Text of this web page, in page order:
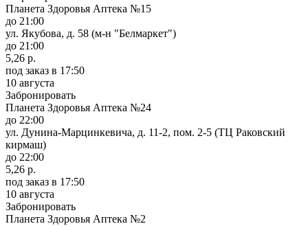
Планета Здоровья Аптека №15
до 21:00
ул. Якубова, д. 58 (м-н "Белмаркет")
до 21:00
5,26 р.
под заказ в 17:50
10 августа
Забронировать
Планета Здоровья Аптека №24
до 22:00
ул. Дунина-Марцинкевича, д. 11-2, пом. 2-5 (ТЦ Раковский
кирмаш)
до 22:00
5,26 р.
под заказ в 17:50
10 августа
Забронировать
Планета Здоровья Аптека №2